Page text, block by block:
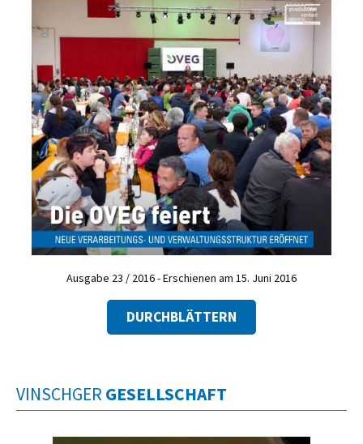
Ausgabe 23 / 2016 - Erschienen am 15. Juni 2016
DURCHBLÄTTERN
VINSCHGER GESELLSCHAFT